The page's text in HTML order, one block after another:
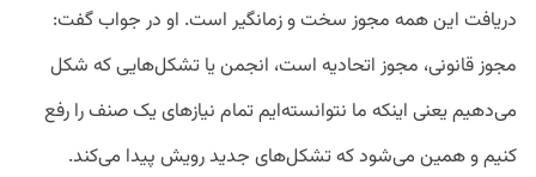
دریافت این همه مجوز سخت و زمانگیر است. او در جواب گفت:
مجوز قانونی، مجوز اتحادیه است، انجمن یا تشکل‌هایی که شکل
می‌دهیم یعنی اینکه ما نتوانسته‌ایم تمام نیازهای یک صنف را رفع
کنیم و همین می‌شود که تشکل‌های جدید رویش پیدا می‌کند.